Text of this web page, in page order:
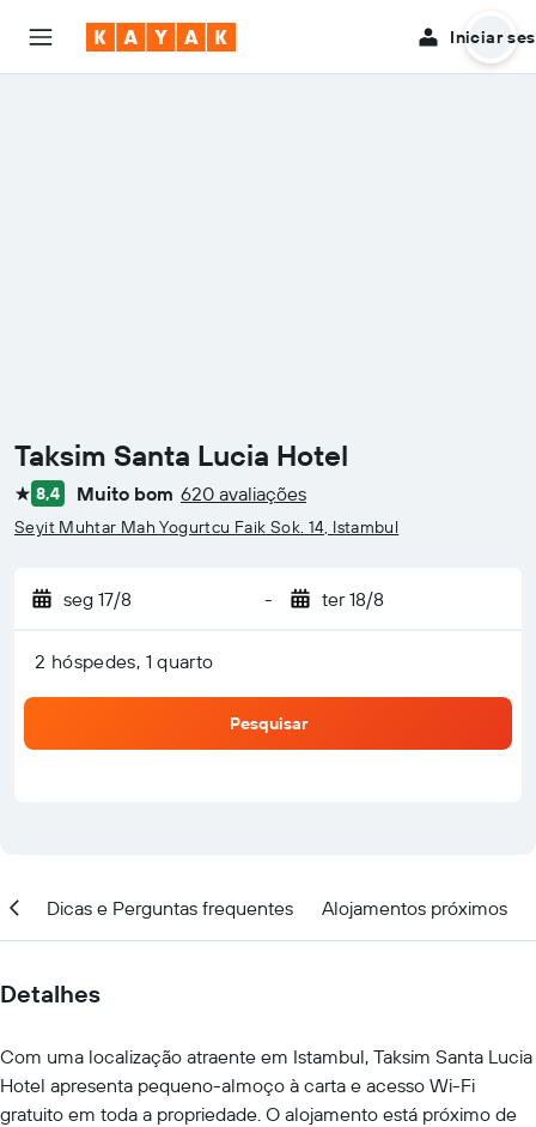
Iniciar
Taksim Santa Lucia Hotel
1 estrela
8,4 Muito bom 620 avaliações
Seyit Muhtar Mah Yogurtcu Faik Sok. 14, Istambul
seg 17/8 - ter 18/8
2 hóspedes, 1 quarto
Pesquisar
Dicas e Perguntas frequentes Alojamentos próximos
Detalhes
Com uma localização atraente em Istambul, Taksim Santa Lucia
Hotel apresenta pequeno-almoço à carta e acesso Wi-Fi
gratuito em toda a propriedade. O alojamento está próximo de